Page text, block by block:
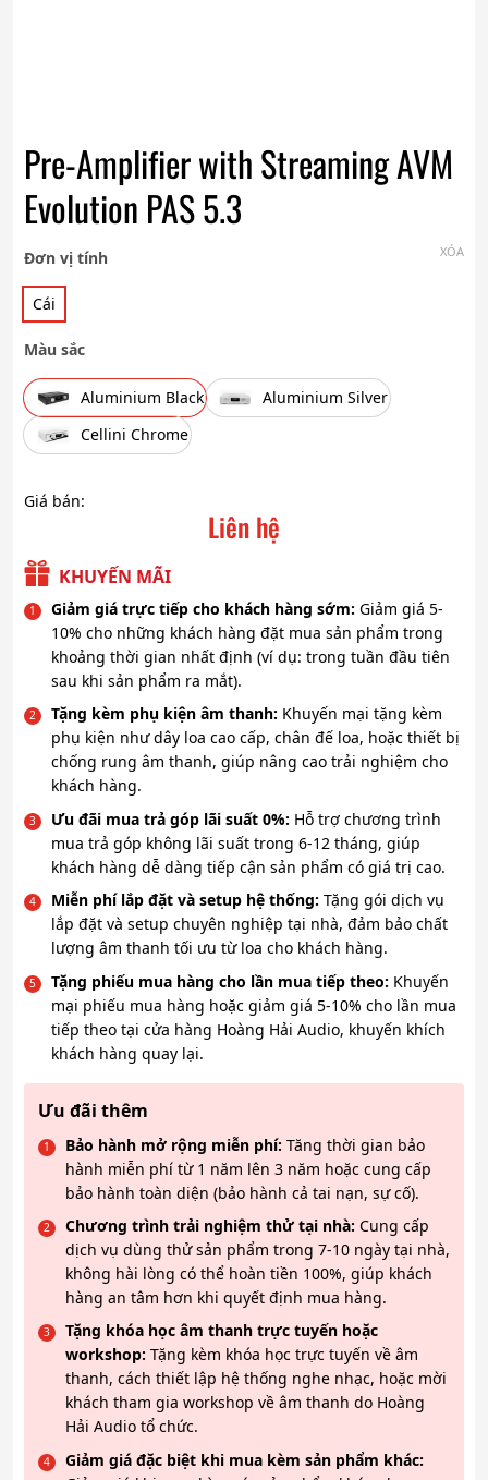
Pre-Amplifier with Streaming AVM
Evolution PAS 5.3
Đơn vị tính
Cái
Màu sắc
Aluminium Black
Aluminium Silver
Cellini Chrome
XÓA
Giá bán:
Liên hệ
KHUYẾN MÃI
Giảm giá trực tiếp cho khách hàng sớm: Giảm giá 5-
10% cho những khách hàng đặt mua sản phẩm trong
khoảng thời gian nhất định (ví dụ: trong tuần đầu tiên
sau khi sản phẩm ra mắt).
Tặng kèm phụ kiện âm thanh: Khuyến mại tặng kèm
phụ kiện như dây loa cao cấp, chân đế loa, hoặc thiết bị
chống rung âm thanh, giúp nâng cao trải nghiệm cho
khách hàng.
Ưu đãi mua trả góp lãi suất 0%: Hỗ trợ chương trình
mua trả góp không lãi suất trong 6-12 tháng, giúp
khách hàng dễ dàng tiếp cận sản phẩm có giá trị cao.
Miễn phí lắp đặt và setup hệ thống: Tặng gói dịch vụ
lắp đặt và setup chuyên nghiệp tại nhà, đảm bảo chất
lượng âm thanh tối ưu từ loa cho khách hàng.
Tặng phiếu mua hàng cho lần mua tiếp theo: Khuyến
mại phiếu mua hàng hoặc giảm giá 5-10% cho lần mua
tiếp theo tại cửa hàng Hoàng Hải Audio, khuyến khích
khách hàng quay lại.
Ưu đãi thêm
Bảo hành mở rộng miễn phí: Tăng thời gian bảo
hành miễn phí từ 1 năm lên 3 năm hoặc cung cấp
bảo hành toàn diện (bảo hành cả tai nạn, sự cố).
Chương trình trải nghiệm thử tại nhà: Cung cấp
dịch vụ dùng thử sản phẩm trong 7-10 ngày tại nhà,
không hài lòng có thể hoàn tiền 100%, giúp khách
hàng an tâm hơn khi quyết định mua hàng.
Tặng khóa học âm thanh trực tuyến hoặc
workshop: Tặng kèm khóa học trực tuyến về âm
thanh, cách thiết lập hệ thống nghe nhạc, hoặc mời
khách tham gia workshop về âm thanh do Hoàng
Hải Audio tổ chức.
Giảm giá đặc biệt khi mua kèm sản phẩm khác: